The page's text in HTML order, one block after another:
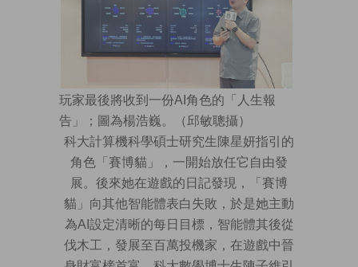
玩家最後將收到一份AI角色的「人生報
告」；圖為楊浩巍。（邱敏聰攝）
科大計算機科學碩士研究生陳星妍指引的
角色「賽博貓」，一開始放任它自由發
展。後來她在遊戲的日記發現，「賽博
貓」向其他智能體表白失敗，於是她主動
為AI設定清晰的每日目標，智能體其後從
伐木工，發展至百萬投機家，在遊戲中晉